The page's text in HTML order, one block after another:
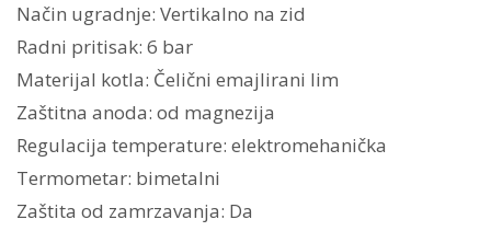
Način ugradnje: Vertikalno na zid
Radni pritisak: 6 bar
Materijal kotla: Čelični emajlirani lim
Zaštitna anoda: od magnezija
Regulacija temperature: elektromehanička
Termometar: bimetalni
Zaštita od zamrzavanja: Da